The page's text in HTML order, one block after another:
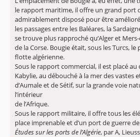
le rapport maritime, il offre un grand port
admirablement disposé pour être
les passages entre les Baléares, la
se trouve plus rapproché qu’Alger et
de la Corse. Bougie était, sous les Turcs, le
flotte algérienne.
Sous le rapport commercial, il est placé au
Kabylie, au débouché à la mer des vastes
d’Aumale et de Sétif, sur la grande voie
l’intérieur
de l’Afrique.
Sous le rapport militaire, il offre tous les
place imprenable et d’un port de guerre
Études sur les ports de l’Algérie, par A,